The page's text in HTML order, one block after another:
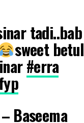
tadi..bab
sweet betul
#erra
Baseema